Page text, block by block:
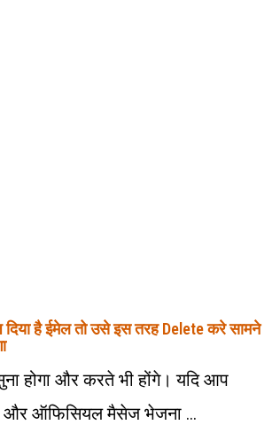
है ईमेल तो उसे इस तरह Delete करे सामने
होगा और करते भी होंगे। यदि आप
और ऑफिसियल मैसेज भेजना ...